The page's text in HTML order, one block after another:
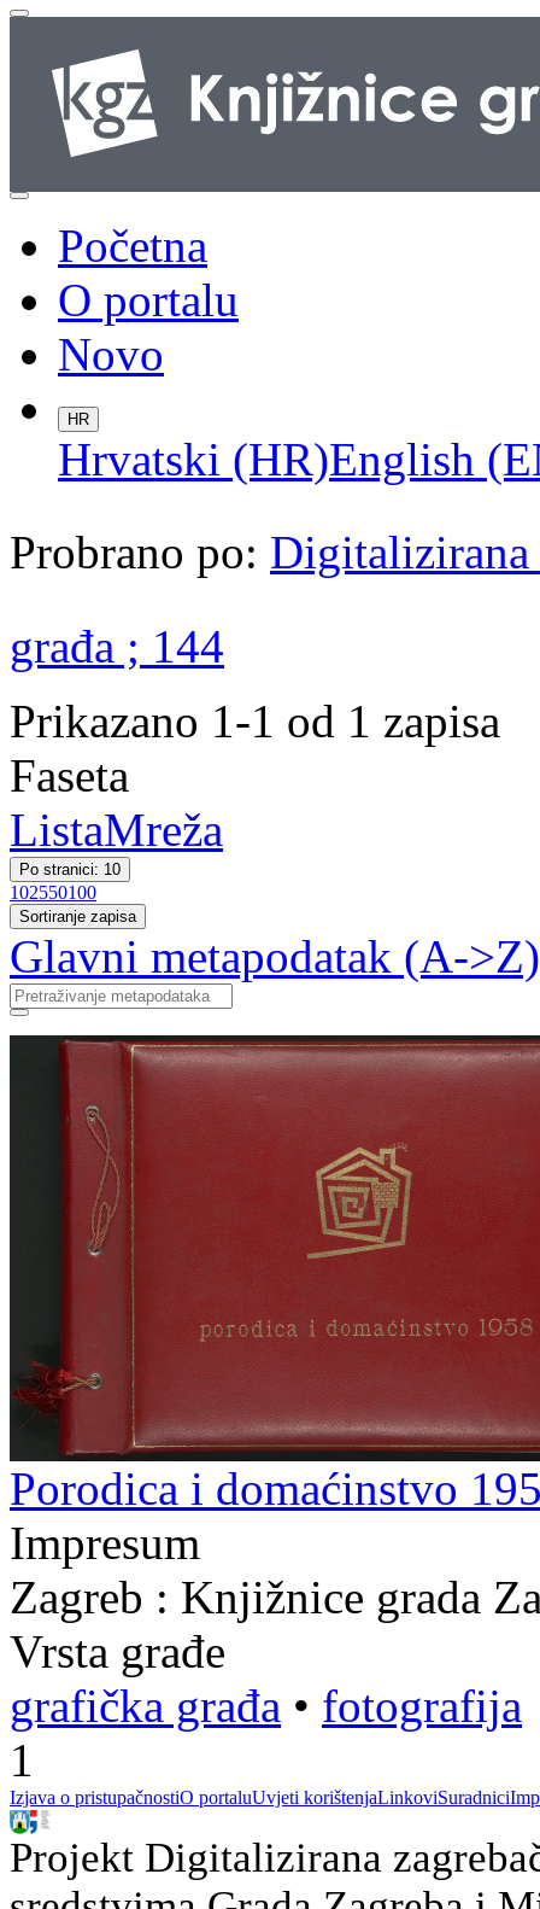
Početna
O portalu
Novo
HR
Hrvatski (HR)English
Probrano po: Digitalizirana
građa ; 144
Prikazano 1-1 od 1 zapisa
Faseta
ListaMreža
Po stranici: 10
102550100
Sortiranje zapisa
Glavni metapodatak (A->Z)
Porodica i domaćinstvo
Impresum
Zagreb : Knjižnice grada
Vrsta građe
grafička građa • fotografija
1
Izjava o pristupačnostiO portaluUvjeti korištenjaLinkoviSuradnici
Projekt Digitalizirana